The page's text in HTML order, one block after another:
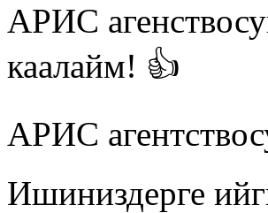
АРИС
каалайм! 👍
АРИС
Ишиниздерге